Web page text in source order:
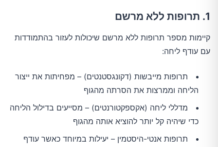
1. תרופות ללא מרשם
קיימות מספר תרופות ללא מרשם שיכולות לעזור בהתמודדות
עם עודף ליחה:
תרופות מייבשות (דקונגסטנטים) – מפחיתות את ייצור
הליחה וממרצות את הסרתה מהגוף
מדללי ליחה (אקספקטורנטים) – מסייעים בדילול הליחה
כדי שיהיה קל יותר להוציא אותה מהגוף
תרופות אנטי-היסטמין – יעילות במיוחד כאשר עודף